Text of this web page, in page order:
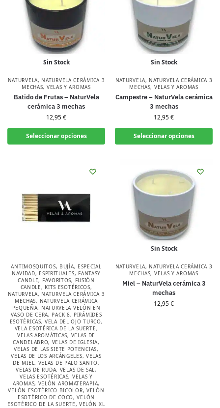
Sin Stock
NATURVELA, NATURVELA CERÁMICA 3
MECHAS, VELAS Y AROMAS
Batido de Frutas – NaturVela
cerámica 3 mechas
12,95€
Seleccionar opciones
Sin Stock
NATURVELA, NATURVELA CERÁMICA 3
MECHAS, VELAS Y AROMAS
Campestre – NaturVela cerámica
3 mechas
12,95€
Seleccionar opciones
ANTIMOSQUITOS, BUJÍA, ESPECIAL
NAVIDAD, ESPIRITUALES, FANTASY
CANDLE, FAVORITOS, FUSIÓN
CANDLE, KITS ESOTÉRICOS,
NATURVELA, NATURVELA CERÁMICA 3
MECHAS, NATURVELA CERÁMICA
PEQUEÑA, NATURVELA VELÓN EN
VASO DE CERA, PACK 8, PIRÁMIDES
ESOTÉRICAS,VELA DEL OJO TURCO,
VELA ESOTÉRICA DE LA SUERTE,
VELAS AROMÁTICAS, VELAS DE
CANDELABRO, VELAS DE IGLESIA,
VELAS DE LAS SIETE POTENCIAS,
VELAS DE LOS ARCÁNGELES, VELAS
DE MIEL, VELAS DE PALO SANTO,
VELAS DE RUDA, VELAS DE SAL,
VELAS ESOTÉRICAS, VELAS Y
AROMAS, VELÓN AROMATERAPIA,
VELÓN ESOTÉRICO BICOLOR, VELÓN
ESOTÉRICO DE COCO,VELÓN
ESOTÉRICO DE LA SUERTE,VELÓN XL
Sin Stock
NATURVELA, NATURVELA CERÁMICA 3
MECHAS, VELAS Y AROMAS
Miel – NaturVela cerámica 3
mechas
12,95€